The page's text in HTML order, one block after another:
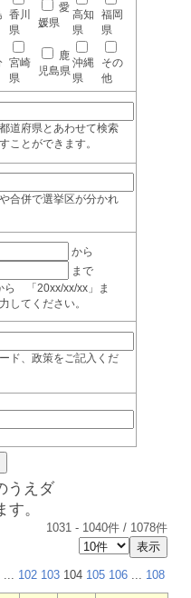
香川
県
愛
媛県
高知
県
福岡
県
宮崎
県
鹿
児島県
沖縄
県
その
他
道府県とあわせて検索
ことができます。
合併で選挙区が分かれ
から
まで
「20xx/xx/xx」ま
てください。
ド、政策をご記入くだ
うえダ
。
1031 - 1040件 / 1078件
... 102 103 104 105 106 ... 108